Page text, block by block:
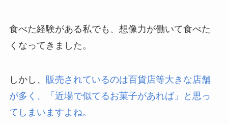
食べた経験がある私でも、想像力が働いて食べた
くなってきました。
しかし、 販売されているのは百貨店等大きな店舗
が多く、「近場で似てるお菓子があれば」と思っ
てしまいますよね。